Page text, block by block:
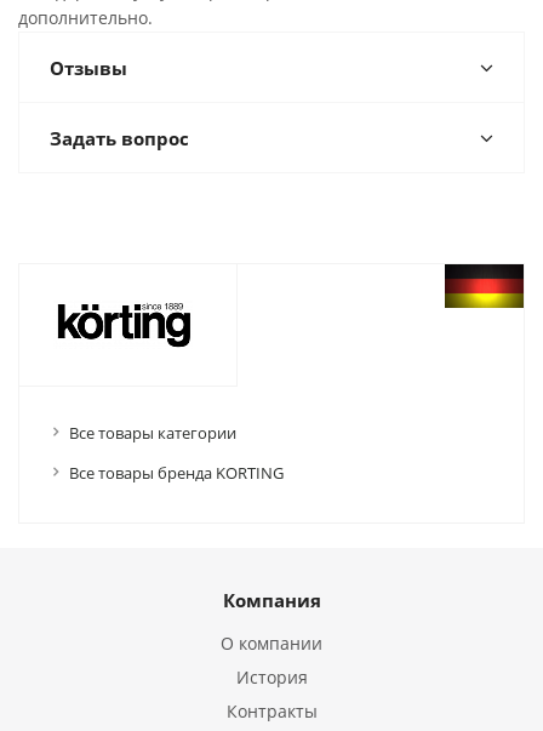
дополнительно.
Отзывы
Задать вопрос
Все товары категории
Все товары бренда KORTING
Компания
О компании
История
Контракты